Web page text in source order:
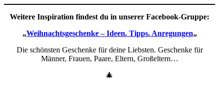
Weitere Inspiration findest du in unserer Facebook-Gruppe:
„Weihnachtsgeschenke – Ideen. Tipps. Anregungen„
Die schönsten Geschenke für deine Liebsten. Geschenke für
Männer, Frauen, Paare, Eltern, Großeltern…
🎄